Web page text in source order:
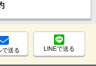
で送る LINEで送る